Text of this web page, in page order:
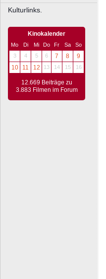
Kulturlinks.
Kinokalender
Mo Di Mi Do Fr Sa
So
3
4 5 6 7 8
9
10
11 12 13 14 15 16
12.669 Beiträge zu
3.883 Filmen im Forum